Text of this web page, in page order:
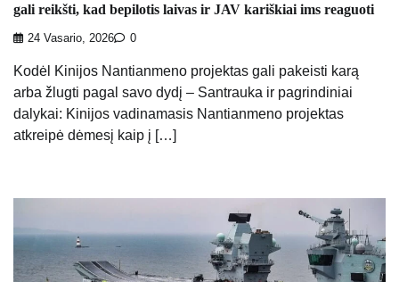
gali reikšti, kad bepilotis laivas ir JAV kariškiai ims reaguoti
24 Vasario, 2026 0
Kodėl Kinijos Nantianmeno projektas gali pakeisti karą
arba žlugti pagal savo dydį – Santrauka ir pagrindiniai
dalykai: Kinijos vadinamasis Nantianmeno projektas
atkreipė dėmesį kaip į […]